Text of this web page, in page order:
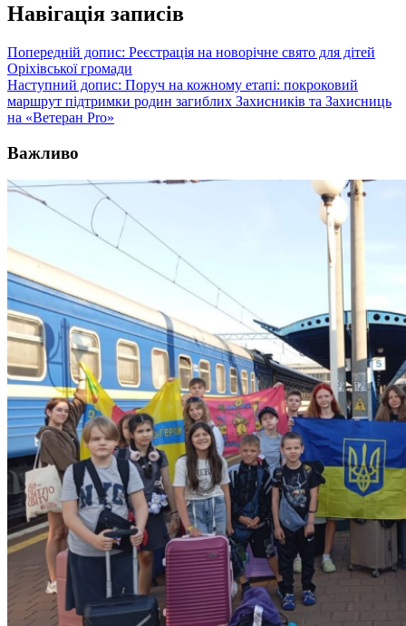
Навігація записів
Попередній допис: Реєстрація на новорічне свято для дітей
Оріхівської громади
Наступний допис: Поруч на кожному етапі: покроковий
маршрут підтримки родин загиблих Захисників та Захисниць
на «Ветеран Pro»
Важливо